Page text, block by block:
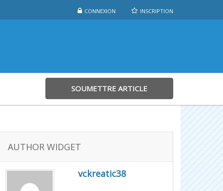
CONNEXION INSCRIPTION
SOUMETTRE ARTICLE
AUTHOR WIDGET
vckreatic38